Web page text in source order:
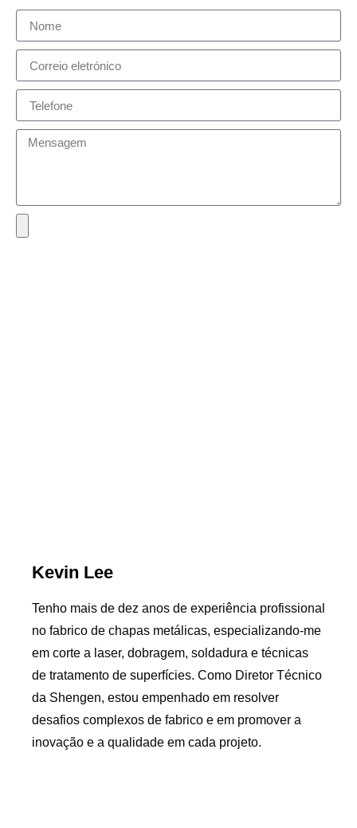
Kevin Lee
Tenho mais de dez anos de experiência profissional
no fabrico de chapas metálicas, especializando-me
em corte a laser, dobragem, soldadura e técnicas
de tratamento de superfícies. Como Diretor Técnico
da Shengen, estou empenhado em resolver
desafios complexos de fabrico e em promover a
inovação e a qualidade em cada projeto.